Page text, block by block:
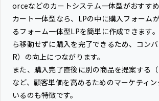
orceなどのカートシステム一体型がおすすめ
カート一体型なら、LPの中に購入フォーム
るフォーム一体型LPを簡単に作成できます
ら移動せずに購入を完了できるため、コン
R）の向上につながります。
また、購入完了直後に別の商品を提案する
など、顧客単価を高めるためのマーケティ
いるのも特徴です。